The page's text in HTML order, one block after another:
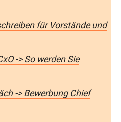
für Vorstände und
-> So werden Sie
-> Bewerbung Chief